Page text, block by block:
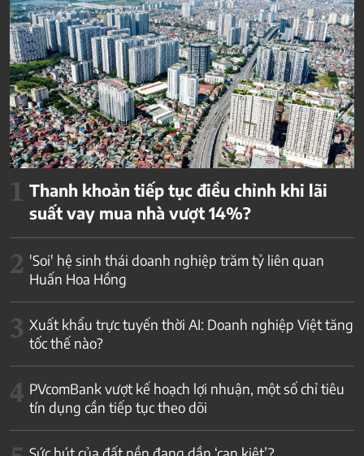
1 Thanh khoản tiếp tục điều chỉnh khi lãi
suất vay mua nhà vượt 14%?
2 'Soi' hệ sinh thái doanh nghiệp trăm tỷ liên quan
Huấn Hoa Hồng
3 Xuất khẩu trực tuyến thời AI: Doanh nghiệp Việt tăng
tốc thế nào?
4 PVcomBank vượt kế hoạch lợi nhuận, một số chỉ tiêu
tín dụng cần tiếp tục theo dõi